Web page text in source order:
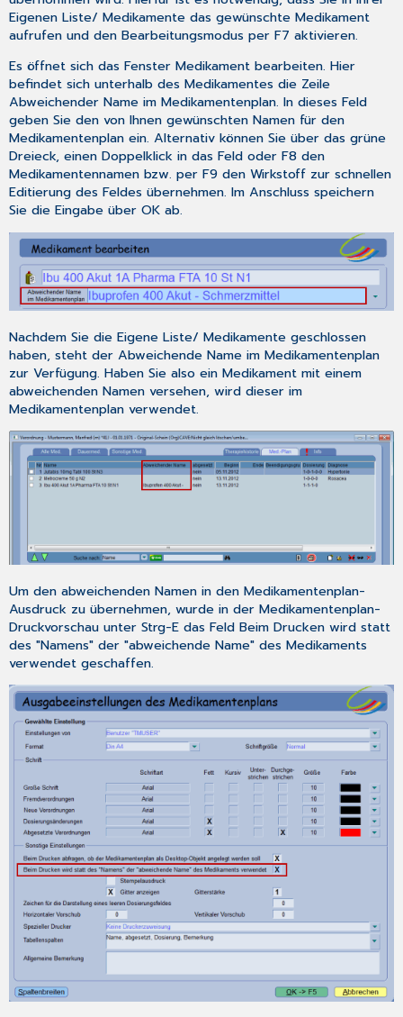
Eigenen Liste/Medikamente das gewünschte Medikament
aufrufen und den Bearbeitungsmodus perF7 aktivieren.
Es öffnet sich das FensterMedikament bearbeiten. Hier
befindet sich unterhalb des Medikamentes die Zeile
Abweichender Name im Medikamentenplan. In dieses Feld
geben Sie den von Ihnen gewünschten Namen für den
Medikamentenplan ein. Alternativ können Sie über das grüne
Dreieck, einen Doppelklick in das Feld oderF8 den
Medikamentennamen bzw. perF9 den Wirkstoff zur schnellen
Editierung des Feldes übernehmen. Im Anschluss speichern
Sie die Eingabe überOK ab.
Nachdem Sie dieEigene Liste/Medikamente geschlossen
haben, steht derAbweichende Name im Medikamentenplan
zur Verfügung. Haben Sie also ein Medikament mit einem
abweichenden Namen versehen, wird dieser im
Medikamentenplan verwendet.
Um den abweichenden Namen in den Medikamentenplan-
Ausdruck zu übernehmen, wurde in der Medikamentenplan-
Druckvorschau unterStrg-E das FeldBeim Drucken wird statt
des "Namens" der "abweichende Name" des Medikaments
verwendet geschaffen.